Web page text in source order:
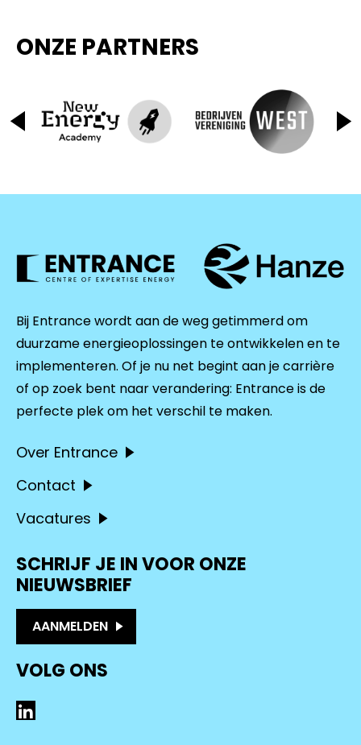
ONZE PARTNERS
Bij Entrance wordt aan de weg getimmerd om
duurzame energieoplossingen te ontwikkelen en te
implementeren. Of je nu net begint aan je carrière
of op zoek bent naar verandering: Entrance is de
perfecte plek om het verschil te maken.
Over Entrance
Contact
Vacatures
SCHRIJF JE IN VOOR ONZE
NIEUWSBRIEF
AANMELDEN
VOLG ONS
LinkedIn